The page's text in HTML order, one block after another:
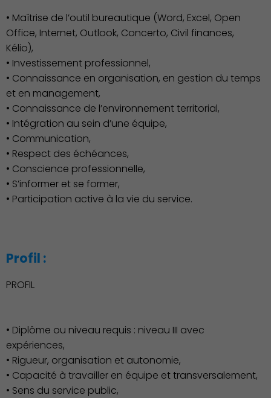
Économie Commerce
Emploi
Associations et Sports
• Maîtrise de l’outil bureautique (Word, Excel, Open
Office, Internet, Outlook, Concerto, Civil finances,
Kélio),
• Investissement professionnel,
• Connaissance en organisation, en gestion du temps
et en management,
• Connaissance de l’environnement territorial,
• Intégration au sein d’une équipe,
• Communication,
• Respect des échéances,
• Conscience professionnelle,
• S’informer et se former,
• Participation active à la vie du service.
Profil :
PROFIL
• Diplôme ou niveau requis : niveau III avec
expériences,
• Rigueur, organisation et autonomie,
• Capacité à travailler en équipe et transversalement,
• Sens du service public,